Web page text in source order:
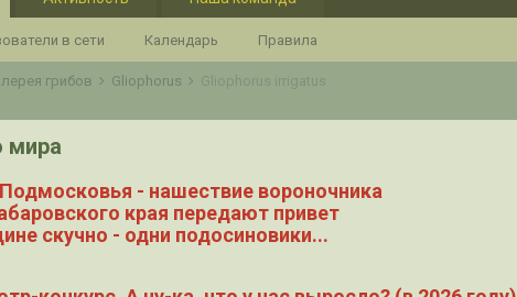
в сети Календарь Правила
грибов Gliophorus Gliophorus irrigatus
мира
- нашествие вороночника
края передают привет
скучно - одни подосиновики...